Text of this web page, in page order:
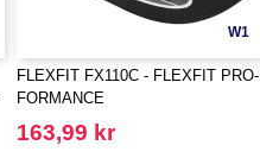
W1
FLEXFIT FX110C - FLEXFIT PRO-
FORMANCE
163,99 kr